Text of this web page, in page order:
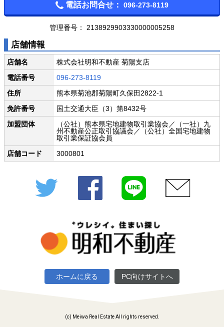
電話お問合せ： 096-273-8119
管理番号： 2138929903330000005258
店舗情報
店舗名
株式会社明和不動産 菊陽支店
電話番号
096-273-8119
住所
熊本県菊池郡菊陽町久保田2822-1
免許番号
国土交通大臣（3）第8432号
加盟団体
（公社）熊本県宅地建物取引業協会／（一社）九
州不動産公正取引協議会／（公社）全国宅地建物
取引業保証協会員
店舗コード
3000801
Twitter Facebook
ホームに戻る PC向けサイトへ
(c) Meiwa Real Estate All rights reserved.